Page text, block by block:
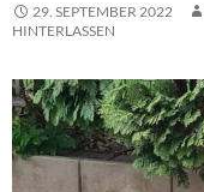
29. SEPTEMBER 2022
HINTERLASSEN